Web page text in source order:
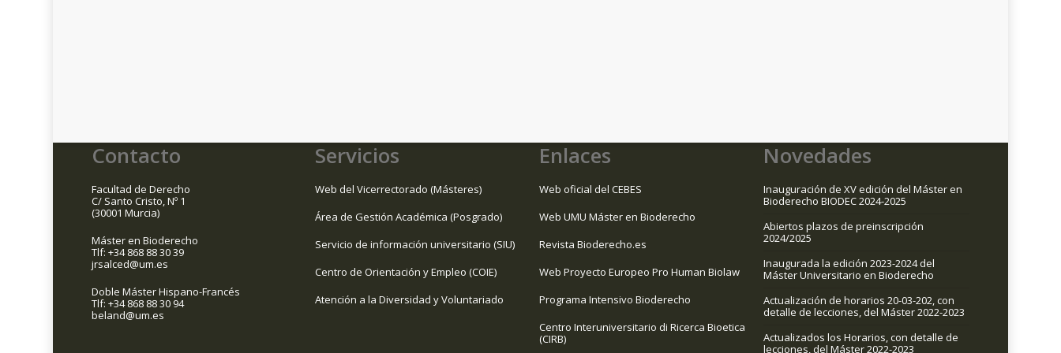
Contacto
Facultad de Derecho
C/ Santo Cristo, Nº 1
(30001 Murcia)
Máster en Bioderecho
Tlf: +34 868 88 30 39
jrsalced@um.es
Doble Máster Hispano-Francés
Tlf: +34 868 88 30 94
beland@um.es
Servicios
Web del Vicerrectorado (Másteres)
Área de Gestión Académica (Posgrado)
Servicio de información universitario (SIU)
Centro de Orientación y Empleo (COIE)
Atención a la Diversidad y Voluntariado
Enlaces
Web oficial del CEBES
Web UMU Máster en Bioderecho
Revista Bioderecho.es
Web Proyecto Europeo Pro Human Biolaw
Programa Intensivo Bioderecho
Centro Interuniversitario di Ricerca Bioetica
(CIRB)
Novedades
Inauguración de XV edición del Máster en
Bioderecho BIODEC 2024-2025
Abiertos plazos de preinscripción
2024/2025
Inaugurada la edición 2023-2024 del
Máster Universitario en Bioderecho
Actualización de horarios 20-03-202, con
detalle de lecciones, del Máster 2022-2023
Actualizados los Horarios, con detalle de
lecciones, del Máster 2022-2023